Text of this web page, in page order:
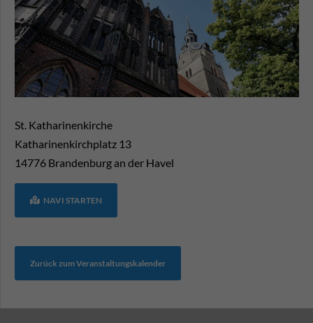
St. Katharinenkirche
Katharinenkirchplatz 13
14776 Brandenburg an der Havel
NAVI STARTEN
Zurück zum Veranstaltungskalender